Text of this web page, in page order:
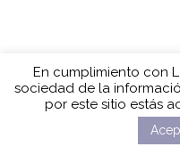
En cumplimiento con
sociedad de la
por este sitio estás